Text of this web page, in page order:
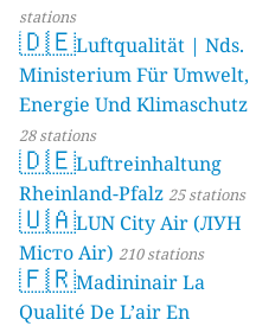
stations
🇩🇪Luftqualität | Nds.
Ministerium Für Umwelt,
Energie Und Klimaschutz
28 stations
🇩🇪Luftreinhaltung
Rheinland-Pfalz 25 stations
🇺🇦LUN City Air (ЛУН
Місто Air) 210 stations
🇫🇷Madininair La
Qualité De L’air En